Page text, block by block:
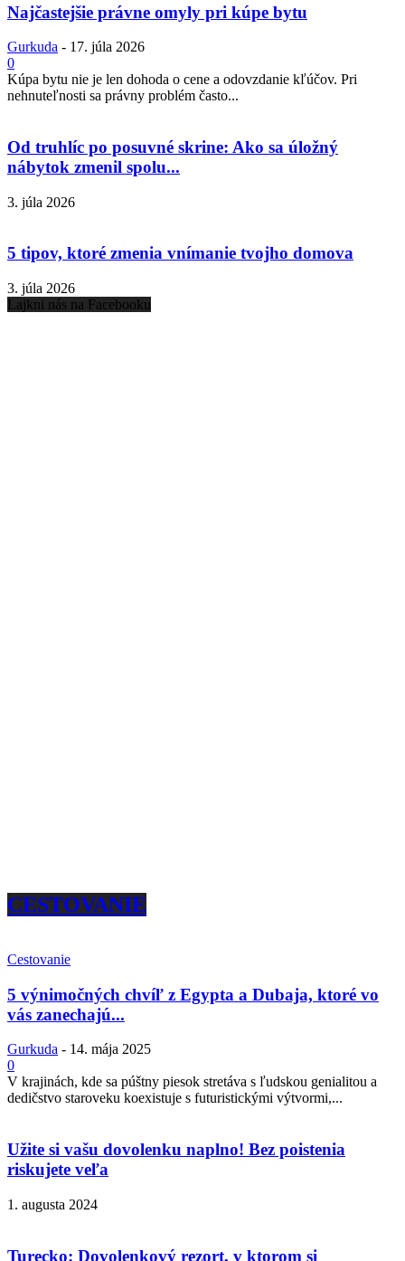
Najčastejšie právne omyly pri kúpe bytu
Gurkuda - 17. júla 2026
0
Kúpa bytu nie je len dohoda o cene a odovzdanie kľúčov. Pri
nehnuteľnosti sa právny problém často...
Od truhlíc po posuvné skrine: Ako sa úložný
nábytok zmenil spolu...
3. júla 2026
5 tipov, ktoré zmenia vnímanie tvojho domova
3. júla 2026
Lajkni nás na Facebooku
CESTOVANIE
Cestovanie
5 výnimočných chvíľ z Egypta a Dubaja, ktoré vo
vás zanechajú...
Gurkuda - 14. mája 2025
0
V krajinách, kde sa púštny piesok stretáva s ľudskou genialitou a
dedičstvo staroveku koexistuje s futuristickými výtvormi,...
Užite si vašu dovolenku naplno! Bez poistenia
riskujete veľa
1. augusta 2024
Turecko: Dovolenkový rezort, v ktorom si